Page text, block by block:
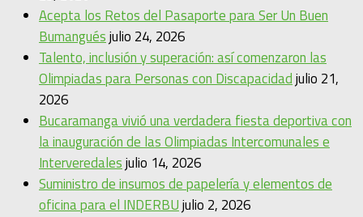
Acepta los Retos del Pasaporte para Ser Un Buen
Bumanguésjulio 24, 2026
Talento, inclusión y superación: así comenzaron las
Olimpiadas para Personas con Discapacidadjulio 21,
2026
Bucaramanga vivió una verdadera fiesta deportiva con
la inauguración de las Olimpiadas Intercomunales e
Interveredalesjulio 14, 2026
Suministro de insumos de papelería y elementos de
oficina para el INDERBUjulio 2, 2026